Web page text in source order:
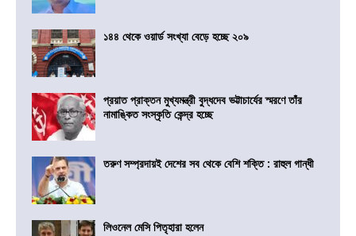
১৪৪ থেকে ওয়ার্ড সংখ্যা বেড়ে হচ্ছে ২০৯
প্রয়াত প্রাক্তন মুখ্যমন্ত্রী বুদ্ধদেব ভট্টাচার্যের স্মরণে তাঁর
নামাঙ্কিত সংস্কৃতি কেন্দ্র হচ্ছে
তরুণ সম্প্রদায়ই দেশের সব থেকে বেশি শক্তি : রাহুল গান্ধী
লিওনেল মেসি পিতৃহারা হলেন